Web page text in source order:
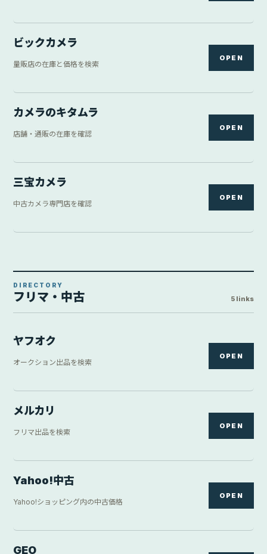
ビックカメラ
量販店の在庫と価格を検索
OPEN
カメラのキタムラ
店舗・通販の在庫を確認
OPEN
三宝カメラ
中古カメラ専門店を確認
OPEN
DIRECTORY
フリマ・中古 5 links
ヤフオク
オークション出品を検索
OPEN
メルカリ
フリマ出品を検索
OPEN
Yahoo!中古
Yahoo!ショッピング内の中古価格
OPEN
GEO